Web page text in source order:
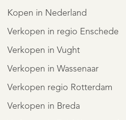
Kopen in Nederland
Verkopen in regio Enschede
Verkopen in Vught
Verkopen in Wassenaar
Verkopen regio Rotterdam
Verkopen in Breda